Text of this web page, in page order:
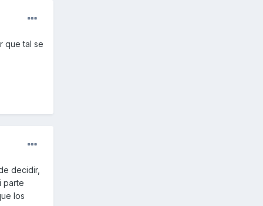
que tal se
decidir,
parte
los